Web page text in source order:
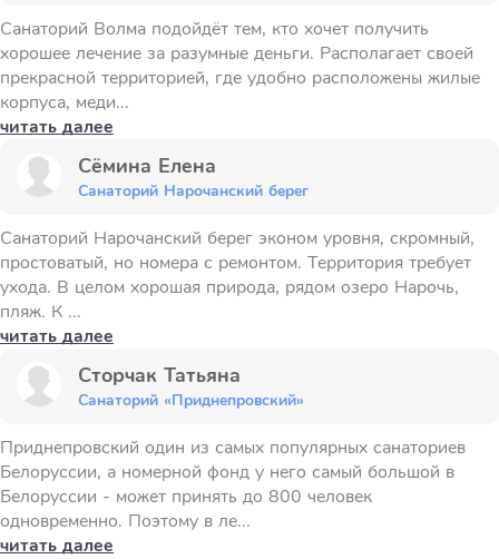
Санаторий Волма подойдёт тем, кто хочет получить
хорошее лечение за разумные деньги. Располагает своей
прекрасной территорией, где удобно расположены жилые
корпуса, меди...
читать далее
Сёмина Елена
Санаторий Нарочанский берег
Санаторий Нарочанский берег эконом уровня, скромный,
простоватый, но номера с ремонтом. Территория требует
ухода. В целом хорошая природа, рядом озеро Нарочь,
пляж. К ...
читать далее
Сторчак Татьяна
Санаторий «Приднепровский»
Приднепровский один из самых популярных санаториев
Белоруссии, а номерной фонд у него самый большой в
Белоруссии - может принять до 800 человек
одновременно. Поэтому в ле...
читать далее